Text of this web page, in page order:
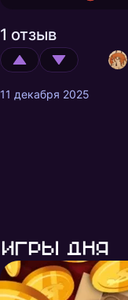
1 отзыв
11 декабря 2025
Игры дня